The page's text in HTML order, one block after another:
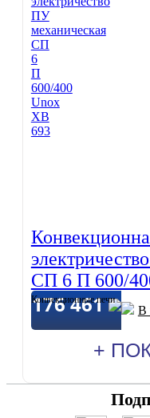
СП 6 П 600/
Конвекционные печи
176 461 В
+